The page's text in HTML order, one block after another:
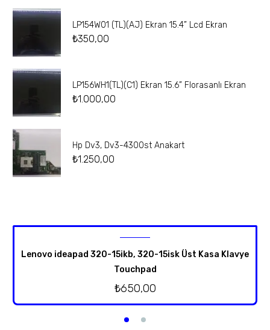
LP154W01 (TL)(AJ) Ekran 15.4” Lcd Ekran
₺350,00
LP156WH1(TL)(C1) Ekran 15.6” Florasanlı Ekran
₺1.000,00
Hp Dv3, Dv3-4300st Anakart
₺1.250,00
Lenovo ideapad 320-15ikb, 320-15isk Üst Kasa Klavye
Touchpad
₺650,00